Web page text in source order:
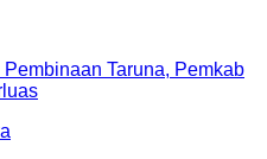
Taruna, Pemkab